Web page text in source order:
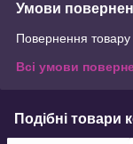
Умови
Повернення
Всі умови
Подібні товари